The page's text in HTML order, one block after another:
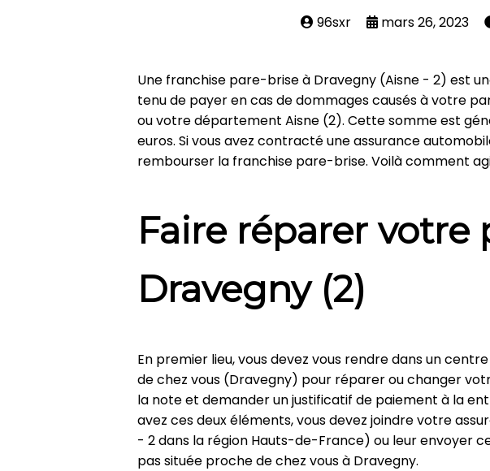
96sxr mars 26, 2023
Une franchise pare-brise à Dravegny (Aisne - 2) est
tenu de payer en cas de dommages causés à votre
ou votre département Aisne (2). Cette somme est
euros. Si vous avez contracté une assurance
rembourser la franchise pare-brise. Voilà comment
Faire réparer votre
Dravegny (2)
En premier lieu, vous devez vous rendre dans un
de chez vous (Dravegny) pour réparer ou changer
la note et demander un justificatif de paiement à la
avez ces deux éléments, vous devez joindre votre
- 2 dans la région Hauts-de-France) ou leur envoyer
pas située proche de chez vous à Dravegny.